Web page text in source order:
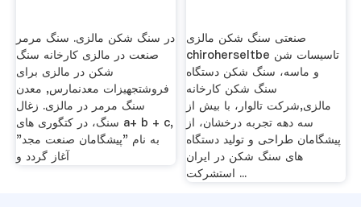
در سنگ شکن مالزی. سنگ مرمر
صنعت در مالزی کارخانه سنگ
شکن در مالزی برای
فروشتجهیزات معدنمارس, معدن
سنگ مرمر در مالزی. زغال
سنگ، در کتگوری های a+ b + c,
به نام "پیشگامان صنعت مجد"
آغاز گردد و
صنعتی سنگ شکن مالزی
chiroherseltbe تاسیسات شن
و ماسه، سنگ شکن دستگاه
سنگ شکن کارخانه
مالزی,شرکت تالوار، با بیش از
سه دهه تجربه درخشان، از
پیشگامان طراحی و تولید دستگاه
های سنگ شکن در ایران
استشرکت ...